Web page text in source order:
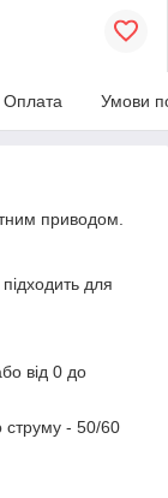
Оплата Умови
приводом.
для
від 0 до
струму - 50/60